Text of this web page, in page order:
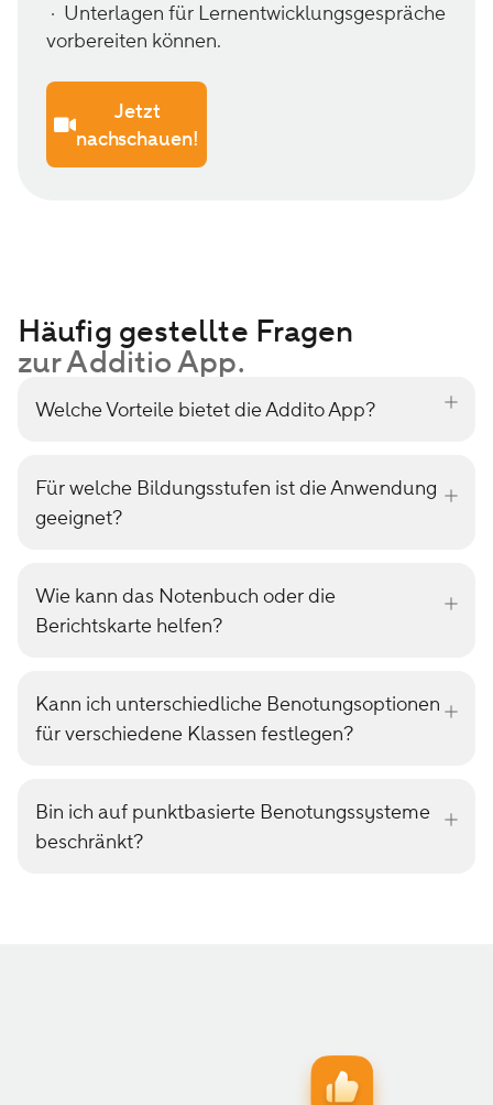
· Unterlagen für Lernentwicklungsgespräche
vorbereiten können.
Jetzt
nachschauen!
Häufig gestellte Fragen
zur Additio App.
Welche Vorteile bietet die Addito App?
Für welche Bildungsstufen ist die Anwendung
geeignet?
Wie kann das Notenbuch oder die
Berichtskarte helfen?
Kann ich unterschiedliche Benotungsoptionen
für verschiedene Klassen festlegen?
Bin ich auf punktbasierte Benotungssysteme
beschränkt?